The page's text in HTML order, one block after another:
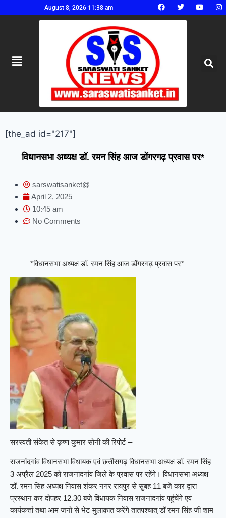
August 8, 2026 11:38 am
[the_ad id="217"]
विधानसभा अध्यक्ष डॉ. रमन सिंह आज डोंगरगढ़ प्रवास पर*
sarswatisanket@
April 2, 2025
10:45 am
No Comments
*विधानसभा अध्यक्ष डॉ. रमन सिंह आज डोंगरगढ़ प्रवास पर*
सरस्वती संकेत से कृष्ण कुमार सोनी की रिपोर्ट –
राजनांदगांव विधानसभा विधायक एवं छत्तीसगढ़ विधानसभा अध्यक्ष डॉ. रमन सिंह
3 अप्रैल 2025 को राजनांदगांव जिले के प्रवास पर रहेंगे। विधानसभा अध्यक्ष
डॉ. रमन सिंह अध्यक्ष निवास शंकर नगर रायपुर से सुबह 11 बजे कार द्वारा
प्रस्थान कर दोपहर 12.30 बजे विधायक निवास राजनांदगांव पहुंचेंगे एवं
कार्यकर्त्ता तथा आम जनो से भेट मुलाक़ात करेंगे तातपश्चात् डॉ रमन सिंह जी शाम